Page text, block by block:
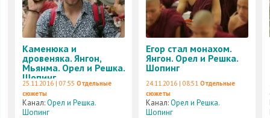
Каменюка и
дровеняка. Янгон,
Мьянма. Орел и Решка.
Шопинг
25.11.2016 | 07:55 Отдельные
сюжеты
Канал:Орел и Решка.
Шопинг
Егор стал монахом.
Янгон. Орел и Решка.
Шопинг
24.11.2016 | 08:51 Отдельные
сюжеты
Канал:Орел и Решка.
Шопинг